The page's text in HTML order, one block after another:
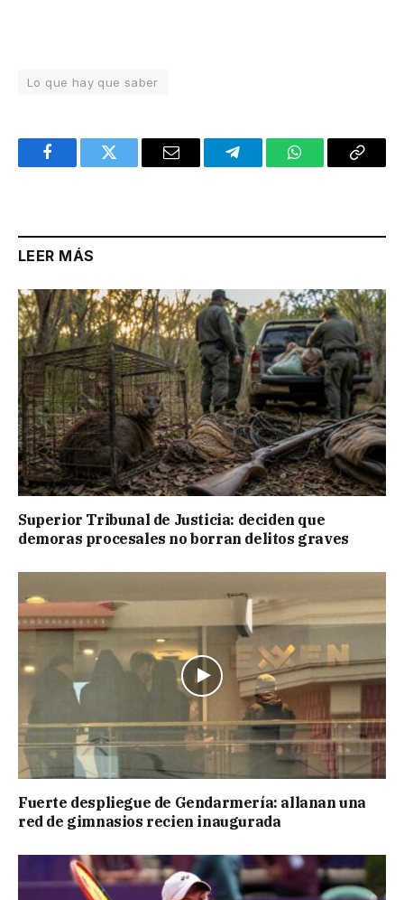
Lo que hay que saber
FacebookTwitter Email TelegramWhatsAppCopy
LEER MÁS
Superior Tribunal de Justicia: deciden que
demoras procesales no borran delitos graves
Fuerte despliegue de Gendarmería: allanan una
red de gimnasios recien inaugurada